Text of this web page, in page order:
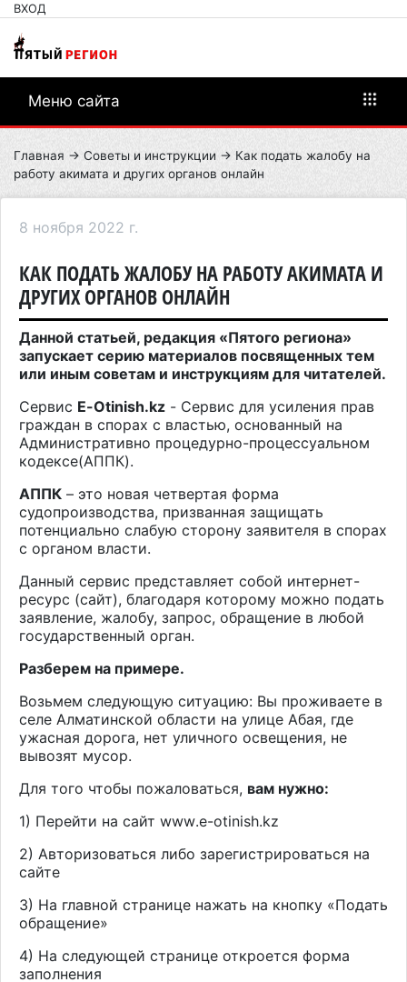
ВХОД
Меню сайта
Главная → Советы и инструкции → Как подать жалобу на
работу акимата и других органов онлайн
8 ноября 2022 г.
КАК ПОДАТЬ ЖАЛОБУ НА РАБОТУ АКИМАТА И
ДРУГИХ ОРГАНОВ ОНЛАЙН
Данной статьей, редакция «Пятого региона»
запускает серию материалов посвященных тем
или иным советам и инструкциям для читателей.
Сервис E-Otinish.kz - Сервис для усиления прав
граждан в спорах с властью, основанный на
Административно процедурно-процессуальном
кодексе(АППК).
АППК – это новая четвертая форма
судопроизводства, призванная защищать
потенциально слабую сторону заявителя в спорах
с органом власти.
Данный сервис представляет собой интернет-
ресурс (сайт), благодаря которому можно подать
заявление, жалобу, запрос, обращение в любой
государственный орган.
Разберем на примере.
Возьмем следующую ситуацию: Вы проживаете в
селе Алматинской области на улице Абая, где
ужасная дорога, нет уличного освещения, не
вывозят мусор.
Для того чтобы пожаловаться, вам нужно:
1) Перейти на сайт www.e-otinish.kz
2) Авторизоваться либо зарегистрироваться на
сайте
3) На главной странице нажать на кнопку «Подать
обращение»
4) На следующей странице откроется форма
заполнения